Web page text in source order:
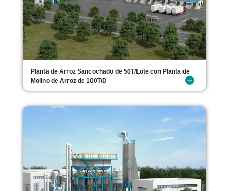
Planta de Arroz Sancochado de 50T/Lote con Planta de
Molino de Arroz de 100T/D